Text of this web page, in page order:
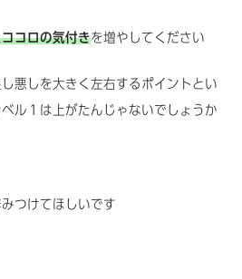
コロの気付きを増やしてください
悪しを大きく左右するポイントとい
ル１は上がたんじゃないでしょうか
つけてほしいです